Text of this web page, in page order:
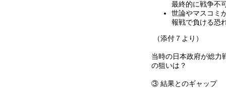
最終的に戦争不
世論やマスコミ
報戦で負ける恐
（添付７より）
当時の日本政府が総力
の狙いは？
③ 結果とのギャップ